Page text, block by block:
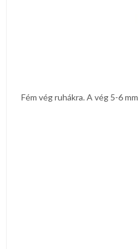
Fém vég ruhákra. A vég 5-6